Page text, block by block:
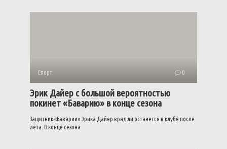
Спорт 0
Эрик Дайер с большой вероятностью
покинет «Баварию» в конце сезона
Защитник «Баварии» Эрика Дайер вряд ли останется в клубе после
лета. В конце сезона